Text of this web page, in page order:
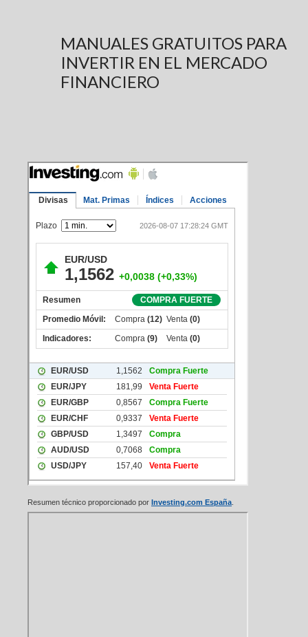
MANUALES GRATUITOS PARA
INVERTIR EN EL MERCADO
FINANCIERO
Resumen técnico proporcionado por Investing.com España